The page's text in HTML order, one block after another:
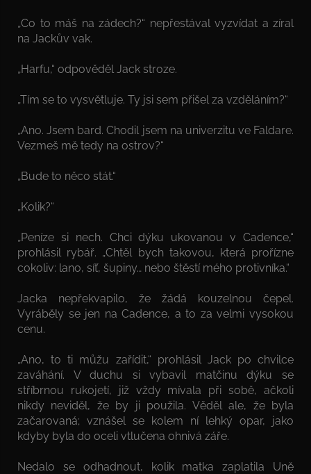
„Co to máš na zádech?“ nepřestával vyzvídat a zíral
na Jackův vak.
„Harfu,“ odpověděl Jack stroze.
„Tím se to vysvětluje. Ty jsi sem přišel za vzděláním?“
„Ano. Jsem bard. Chodil jsem na univerzitu ve Faldare.
Vezmeš mě tedy na ostrov?“
„Bude to něco stát.“
„Kolik?“
„Peníze si nech. Chci dýku ukovanou v Cadence,“
prohlásil rybář. „Chtěl bych takovou, která prořízne
cokoliv: lano, síť, šupiny… nebo štěstí mého protivníka.“
Jacka nepřekvapilo, že žádá kouzelnou čepel.
Vyráběly se jen na Cadence, a to za velmi vysokou
cenu.
„Ano, to ti můžu zařídit,“ prohlásil Jack po chvilce
zaváhání. V duchu si vybavil matčinu dýku se
stříbrnou rukojetí, již vždy mívala při sobě, ačkoli
nikdy neviděl, že by ji použila. Věděl ale, že byla
začarovaná; vznášel se kolem ní lehký opar, jako
kdyby byla do oceli vtlučena ohnivá záře.
Nedalo se odhadnout, kolik matka zaplatila Uně